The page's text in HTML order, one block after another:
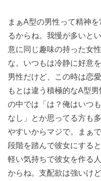
まぁA型の男性って精神
るからね。我慢が多いと
意に同じ趣味の持った女
な。いつもは冷静に好意
男性だけど、この時は恋
もとは違う積極的なA型
の中では「は？俺はいつ
なし」とか思ってる方も
やすいからマジで。まぁ
段階を踏んで彼女にする
軽い気持ちで彼女を作る
からね。支配欲は強いけ